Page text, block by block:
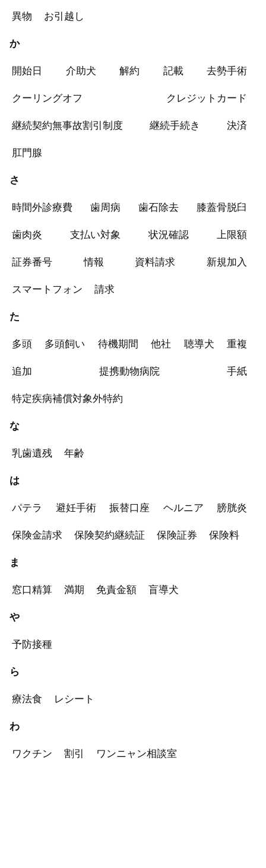
マイページ会員情報登録ができない
保険金は請求してからどれくらいで支払われます
異物 お引越し
か
開始日 介助犬 解約 記載 去勢手術
クーリングオフ クレジットカード
継続契約無事故割引制度 継続手続き 決済
肛門腺
さ
時間外診療費 歯周病 歯石除去 膝蓋骨脱臼
歯肉炎 支払い対象 状況確認 上限額
証券番号 情報 資料請求 新規加入
スマートフォン 請求
た
多頭 多頭飼い 待機期間 他社 聴導犬 重複
追加 提携動物病院 手紙
特定疾病補償対象外特約
な
乳歯遺残 年齢
は
パテラ 避妊手術 振替口座 ヘルニア 膀胱炎
保険金請求 保険契約継続証 保険証券 保険料
ま
窓口精算 満期 免責金額 盲導犬
や
予防接種
ら
療法食 レシート
わ
ワクチン 割引 ワンニャン相談室